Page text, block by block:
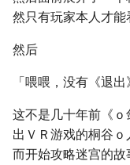
然只有玩家本人才能
然后
「喂喂，没有《退
这不是几十年前《
出ＶＲ游戏的桐谷
而开始攻略迷宫的故